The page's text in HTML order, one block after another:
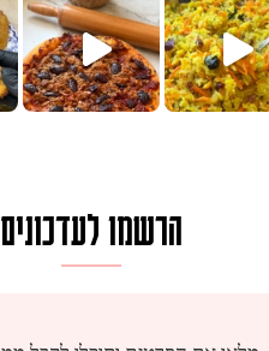
הרשמו לעדכונים